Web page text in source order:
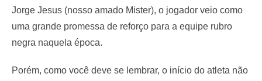
Jorge Jesus (nosso amado Mister), o jogador veio como
uma grande promessa de reforço para a equipe rubro
negra naquela época.
Porém, como você deve se lembrar, o início do atleta não